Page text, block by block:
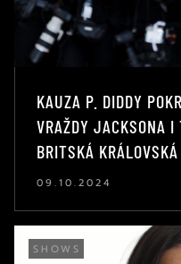
KAUZA P. DIDDY
VRAŽDY JACKSONA
BRITSKÁ
09.10.2024
SHOWS